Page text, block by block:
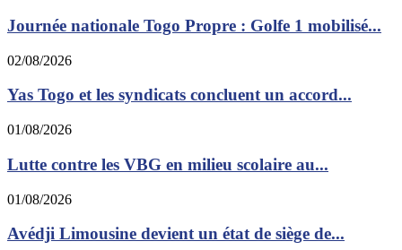
Journée nationale Togo Propre : Golfe 1 mobilisé...
02/08/2026
Yas Togo et les syndicats concluent un accord...
01/08/2026
Lutte contre les VBG en milieu scolaire au...
01/08/2026
Avédji Limousine devient un état de siège de...